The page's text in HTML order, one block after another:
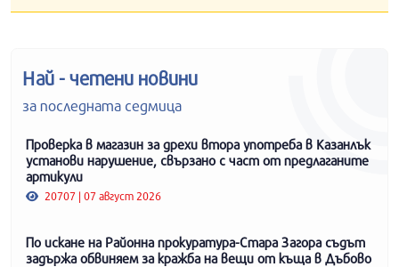
Най - четени новини
за последната седмица
Проверка в магазин за дрехи втора употреба в Казанлък
установи нарушение, свързано с част от предлаганите
артикули
20707 | 07 август 2026
По искане на Районна прокуратура-Стара Загора съдът
задържа обвиняем за кражба на вещи от къща в Дъбово